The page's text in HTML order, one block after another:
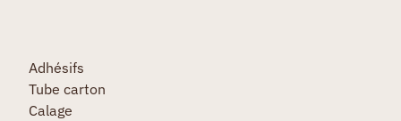
Adhésifs
Tube carton
Calage